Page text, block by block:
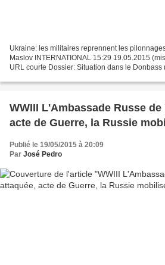
Ukraine: les militaires reprennent les
Maslov INTERNATIONAL 15:29 19.05.2015
URL courte Dossier: Situation dans le Donbass
WWIII L'Ambassade Russe de
acte de Guerre, la Russie
Publié le 19/05/2015 à 20:09
Par José Pedro